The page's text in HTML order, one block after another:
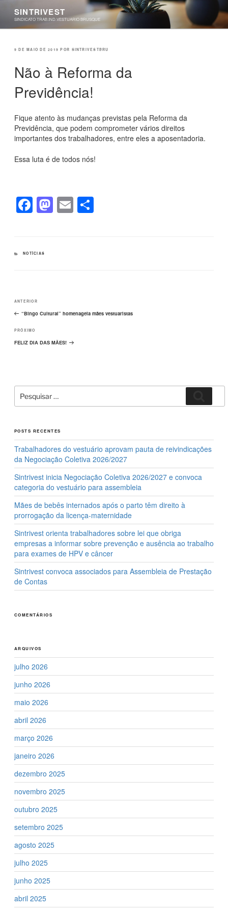
Pular
SINTRIVEST
SINDICATO TRAB.IND.VESTUARIO BRUSQUE
PUBLICADO
9 DE MAIO DE 2019 POR SINTRIVESTBRU
Não à Reforma da
Previdência!
Fique atento às mudanças previstas pela Reforma da
Previdência, que podem comprometer vários direitos
importantes dos trabalhadores, entre eles a aposentadoria.
Essa luta é de todos nós!
F
a
e
o
k
M
a
E
m
CATEGORIAS
NOTÍCIAS
de
Post
Post
anterior
ANTERIOR
“Bingo Cultural” homenageia mães vestuaristas
Próximo
post
PRÓXIMO
FELIZ DIA DAS MÃES!
Pesquisar
por:
POSTS RECENTES
Trabalhadores do vestuário aprovam pauta de reivindicações
da Negociação Coletiva 2026/2027
Sintrivest inicia Negociação Coletiva 2026/2027 e convoca
categoria do vestuário para assembleia
Mães de bebês internados após o parto têm direito à
prorrogação da licença-maternidade
Sintrivest orienta trabalhadores sobre lei que obriga
empresas a informar sobre prevenção e ausência ao trabalho
para exames de HPV e câncer
Sintrivest convoca associados para Assembleia de Prestação
de Contas
COMENTÁRIOS
ARQUIVOS
julho 2026
junho 2026
maio 2026
abril 2026
março 2026
janeiro 2026
dezembro 2025
novembro 2025
outubro 2025
setembro 2025
agosto 2025
julho 2025
junho 2025
abril 2025